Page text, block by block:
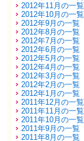
2012年11月の一覧
2012年10月の一覧
2012年9月の一覧
2012年8月の一覧
2012年7月の一覧
2012年6月の一覧
2012年5月の一覧
2012年4月の一覧
2012年3月の一覧
2012年2月の一覧
2012年1月の一覧
2011年12月の一覧
2011年11月の一覧
2011年10月の一覧
2011年9月の一覧
2011年8月の一覧